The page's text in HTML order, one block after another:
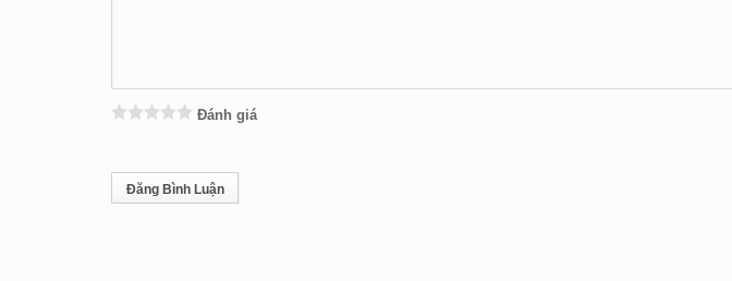
Đánh giá